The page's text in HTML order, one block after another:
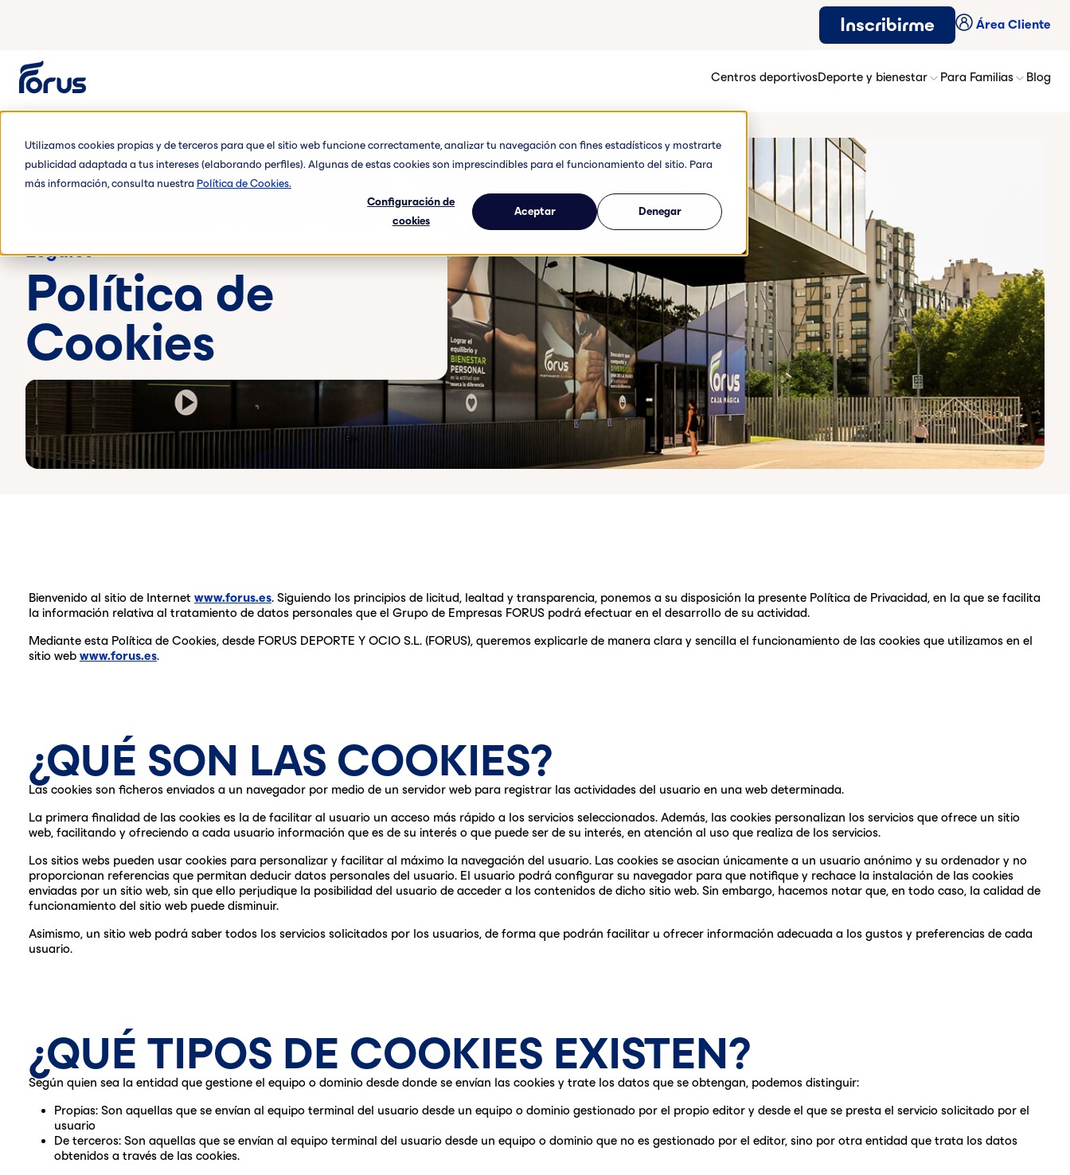
Utilizamos cookies propias y de terceros para que el sitio web funcione correctamente, analizar tu navegación con fines estadísticos y mostrarte
publicidad adaptada a tus intereses (elaborando perfiles). Algunas de estas cookies son imprescindibles para el funcionamiento del sitio. Para
más información, consulta nuestra Política de Cookies.
Configuración de
cookies
Aceptar Denegar
Inscribirme Área Cliente
Centros deportivosDeporte y bienestar Para Familias Blog
Legales
Política de
Cookies
Bienvenido al sitio de Internet www.forus.es. Siguiendo los principios de licitud, lealtad y transparencia, ponemos a su disposición la presente Política de Privacidad, en la que se facilita
la información relativa al tratamiento de datos personales que el Grupo de Empresas FORUS podrá efectuar en el desarrollo de su actividad.
Mediante esta Política de Cookies, desde FORUS DEPORTE Y OCIO S.L. (FORUS), queremos explicarle de manera clara y sencilla el funcionamiento de las cookies que utilizamos en el
sitio web www.forus.es.
¿QUÉ SON LAS COOKIES?
Las cookies son ficheros enviados a un navegador por medio de un servidor web para registrar las actividades del usuario en una web determinada.
La primera finalidad de las cookies es la de facilitar al usuario un acceso más rápido a los servicios seleccionados. Además, las cookies personalizan los servicios que ofrece un sitio
web, facilitando y ofreciendo a cada usuario información que es de su interés o que puede ser de su interés, en atención al uso que realiza de los servicios.
Los sitios webs pueden usar cookies para personalizar y facilitar al máximo la navegación del usuario. Las cookies se asocian únicamente a un usuario anónimo y su ordenador y no
proporcionan referencias que permitan deducir datos personales del usuario. El usuario podrá configurar su navegador para que notifique y rechace la instalación de las cookies
enviadas por un sitio web, sin que ello perjudique la posibilidad del usuario de acceder a los contenidos de dicho sitio web. Sin embargo, hacemos notar que, en todo caso, la calidad de
funcionamiento del sitio web puede disminuir.
Asimismo, un sitio web podrá saber todos los servicios solicitados por los usuarios, de forma que podrán facilitar u ofrecer información adecuada a los gustos y preferencias de cada
usuario.
¿QUÉ TIPOS DE COOKIES EXISTEN?
Según quien sea la entidad que gestione el equipo o dominio desde donde se envían las cookies y trate los datos que se obtengan, podemos distinguir:
Propias: Son aquellas que se envían al equipo terminal del usuario desde un equipo o dominio gestionado por el propio editor y desde el que se presta el servicio solicitado por el
usuario
De terceros: Son aquellas que se envían al equipo terminal del usuario desde un equipo o dominio que no es gestionado por el editor, sino por otra entidad que trata los datos
obtenidos a través de las cookies.